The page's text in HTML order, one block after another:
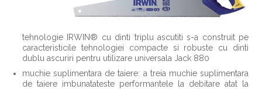
tehnologie IRWIN® cu dinti triplu ascutiti s-a construit pe
caracteristicile tehnologiei compacte si robuste cu dinti
dublu ascuriri pentru utilizare universala Jack 880
muchie suplimentara de taiere: a treia muchie suplimentara
de taiere imbunatateste performantele la debitare atat la